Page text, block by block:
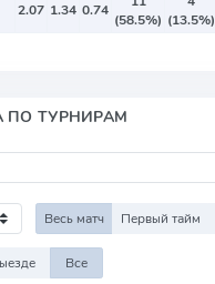
2.07 1.34 0.74
(58.5%) (13.5%)
ПО ТУРНИРАМ
Весь матч Первый тайм
Все